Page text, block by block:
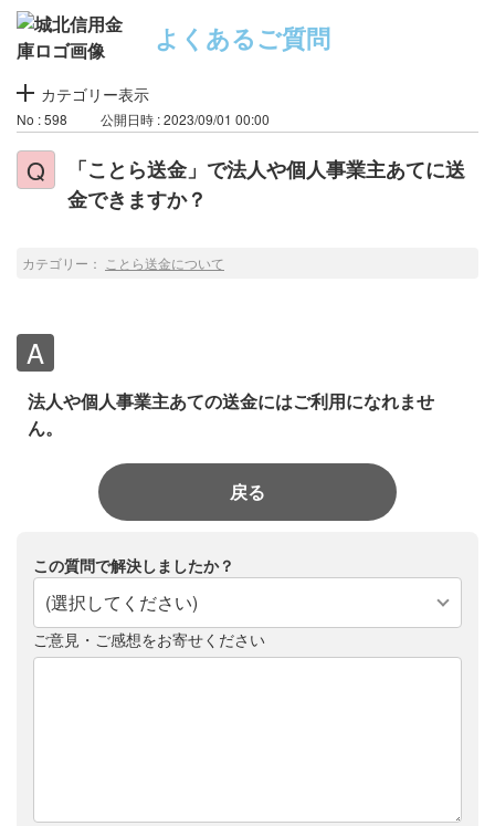
よくあるご質問
カテゴリー表示
No : 598 公開日時 : 2023/09/01 00:00
「ことら送金」で法人や個人事業主あてに送
金できますか？
カテゴリー： ことら送金について
法人や個人事業主あての送金にはご利用になれませ
ん。
戻る
この質問で解決しましたか？
(選択してください)
ご意見・ご感想をお寄せください